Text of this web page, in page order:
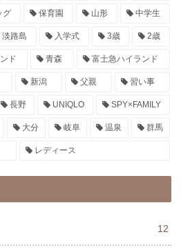
グ 保育園 山形 中学生
淡路島 入学式 3歳 2歳
ド 青森 富士急ハイランド
新潟 父親 習い事
長野 UNIQLO SPY×FAMILY
大分 岐阜 温泉 群馬
レディース
12